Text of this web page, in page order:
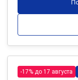
-17% до 17 августа